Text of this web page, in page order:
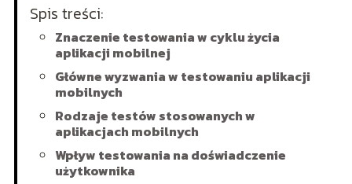
Spis treści:
Znaczenie testowania w cyklu życia
aplikacji mobilnej
Główne wyzwania w testowaniu aplikacji
mobilnych
Rodzaje testów stosowanych w
aplikacjach mobilnych
Wpływ testowania na doświadczenie
użytkownika